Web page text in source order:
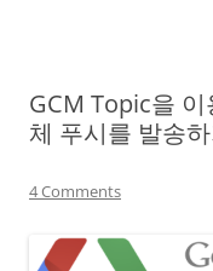
GCM Topic을
체 푸시를 발송
4 Comments